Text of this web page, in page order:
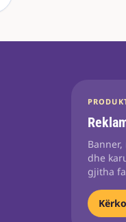
dhe
gjitha